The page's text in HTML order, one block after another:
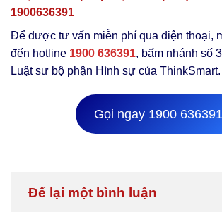
1900636391
Để được tư vấn miễn phí qua điện thoại,
đến hotline 1900 636391, bấm nhánh số
Luật sư bộ phận Hình sự của ThinkSmart.
Gọi ngay 1900 636391
Để lại một bình luận